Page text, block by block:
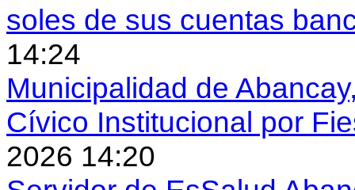
soles de sus cuentas
14:24
Municipalidad de
Cívico Institucional por
2026 14:20